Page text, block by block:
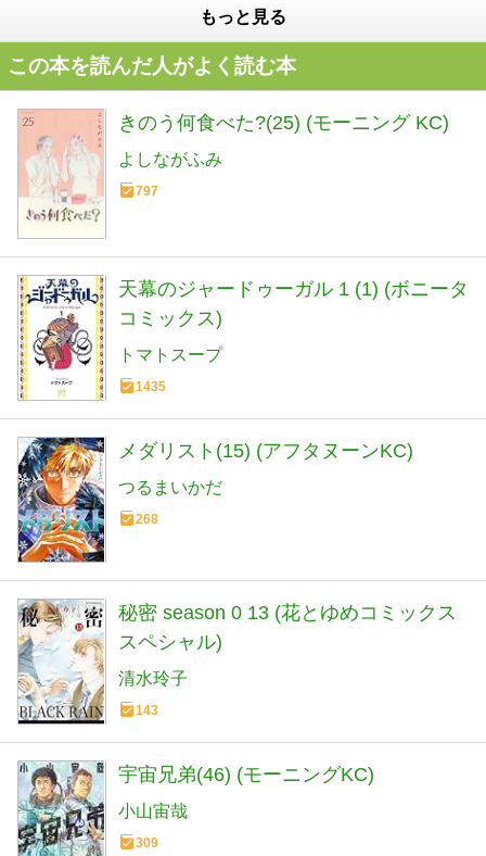
もっと見る
この本を読んだ人がよく読む本
きのう何食べた?(25) (モーニング KC)
よしながふみ
797
天幕のジャードゥーガル 1 (1) (ボニータ
コミックス)
トマトスープ
1435
メダリスト(15) (アフタヌーンKC)
つるまいかだ
268
秘密 season 0 13 (花とゆめコミックス
スペシャル)
清水玲子
143
宇宙兄弟(46) (モーニングKC)
小山宙哉
309